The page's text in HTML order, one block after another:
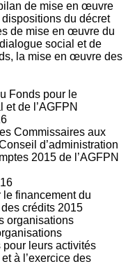
de mise en œuvre
du décret
de mise en œuvre du
social et de
la mise en œuvre des
Fonds pour le
de l’AGFPN
Commissaires aux
d’administration
2015 de l’AGFPN
le financement du
crédits 2015
organisations
pour leurs activités
à l’exercice des